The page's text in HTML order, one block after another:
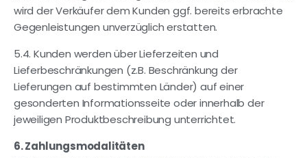
wird der Verkäufer dem Kunden ggf. bereits erbrachte
Gegenleistungen unverzüglich erstatten.
5.4. Kunden werden über Lieferzeiten und
Lieferbeschränkungen (z.B. Beschränkung der
Lieferungen auf bestimmten Länder) auf einer
gesonderten Informationsseite oder innerhalb der
jeweiligen Produktbeschreibung unterrichtet.
6. Zahlungsmodalitäten